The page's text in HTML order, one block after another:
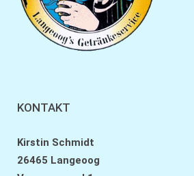
KONTAKT
Kirstin Schmidt
26465 Langeoog